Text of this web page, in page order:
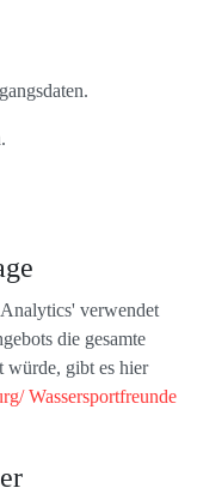
verwendet
die gesamte
würde, gibt es hier
Wassersportfreunde